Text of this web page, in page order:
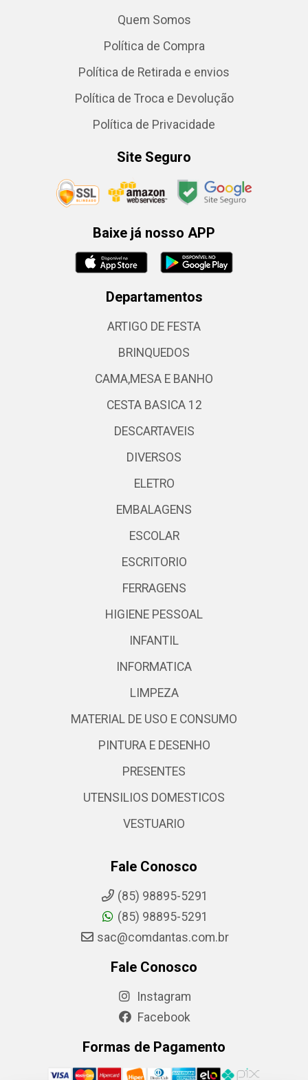
Quem Somos
Política de Compra
Política de Retirada e envios
Política de Troca e Devolução
Política de Privacidade
Site Seguro
Baixe já nosso APP
Departamentos
ARTIGO DE FESTA
BRINQUEDOS
CAMA,MESA E BANHO
CESTA BASICA 12
DESCARTAVEIS
DIVERSOS
ELETRO
EMBALAGENS
ESCOLAR
ESCRITORIO
FERRAGENS
HIGIENE PESSOAL
INFANTIL
INFORMATICA
LIMPEZA
MATERIAL DE USO E CONSUMO
PINTURA E DESENHO
PRESENTES
UTENSILIOS DOMESTICOS
VESTUARIO
Fale Conosco
(85) 98895-5291
(85) 98895-5291
sac@comdantas.com.br
Fale Conosco
Instagram
Facebook
Formas de Pagamento